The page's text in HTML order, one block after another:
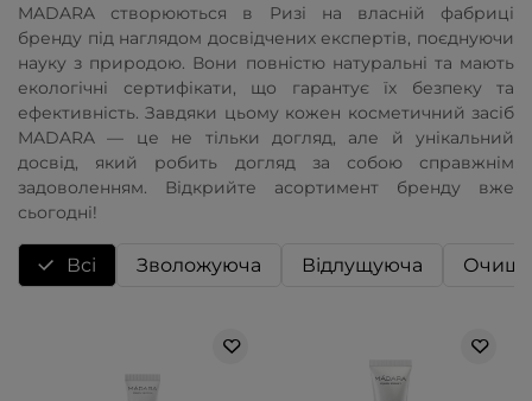
MADARA створюються в Ризі на власній фабриці
бренду під наглядом досвідчених експертів, поєднуючи
науку з природою. Вони повністю натуральні та мають
екологічні сертифікати, що гарантує їх безпеку та
ефективність. Завдяки цьому кожен косметичний засіб
MADARA — це не тільки догляд, але й унікальний
досвід, який робить догляд за собою справжнім
задоволенням. Відкрийте асортимент бренду вже
сьогодні!
Всі Зволожуюча Відлущуюча